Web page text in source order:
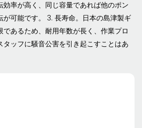
率が高く、同じ容量であれば他のポン
が可能です。 3. 長寿命。日本の島津製ギ
であるため、耐用年数が長く、作業プロ
タッフに騒音公害を引き起こすことはあ